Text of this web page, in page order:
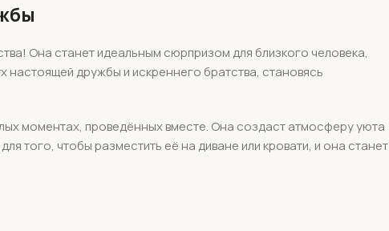
Она станет идеальным сюрпризом для близкого человека,
настоящей дружбы и искреннего братства, становясь
моментах, проведённых вместе. Она создаст атмосферу уюта
того, чтобы разместить её на диване или кровати, и она станет